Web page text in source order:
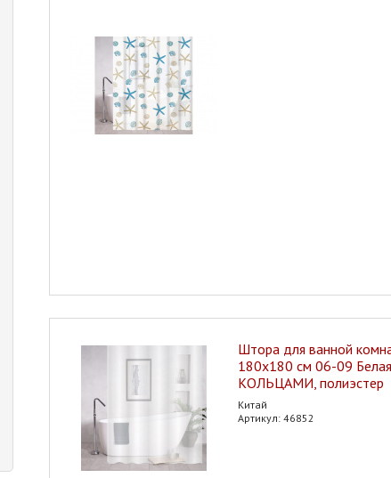
Штора для ванной
180х180 см 06-09
КОЛЬЦАМИ, полиэстер
Китай
Артикул: 46852